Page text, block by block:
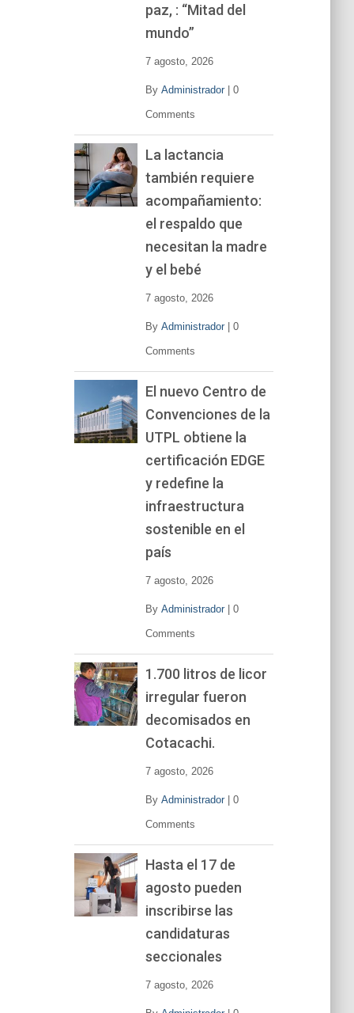
paz, : “Mitad del
mundo”
7 agosto, 2026
By Administrador| 0
Comments
La lactancia
también requiere
acompañamiento:
el respaldo que
necesitan la madre
y el bebé
7 agosto, 2026
By Administrador| 0
Comments
El nuevo Centro de
Convenciones de la
UTPL obtiene la
certificación EDGE
y redefine la
infraestructura
sostenible en el
país
7 agosto, 2026
By Administrador| 0
Comments
1.700 litros de licor
irregular fueron
decomisados en
Cotacachi.
7 agosto, 2026
By Administrador| 0
Comments
Hasta el 17 de
agosto pueden
inscribirse las
candidaturas
seccionales
7 agosto, 2026